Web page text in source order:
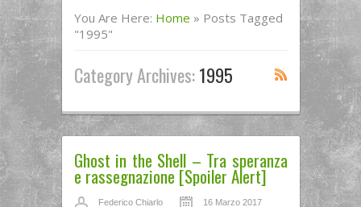
You Are Here: Home » Posts Tagged
"1995"
Category Archives:1995
Ghost in the Shell – Tra speranza
e rassegnazione [Spoiler Alert]
Federico Chiarlo 16 Marzo 2017